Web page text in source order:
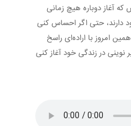
آغاز دوباره هیچ زمانی
حتی اگر احساس کنی
امروز با اراده‌ای راسخ
نوینی در زندگی خود آغاز کنی